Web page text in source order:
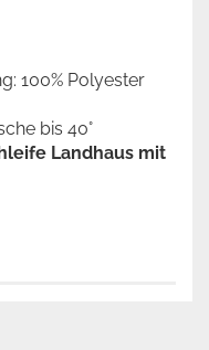
100% Polyester
bis 40°
Landhaus mit